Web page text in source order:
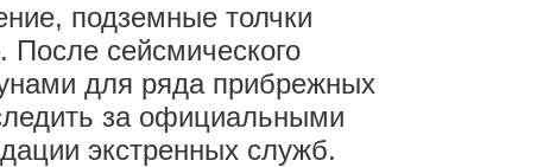
подземные толчки
После сейсмического
для ряда прибрежных
за официальными
экстренных служб.